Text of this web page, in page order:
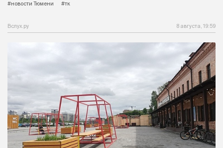
#новости Тюмени
#тк
Вслух.ру 8 августа, 19:59